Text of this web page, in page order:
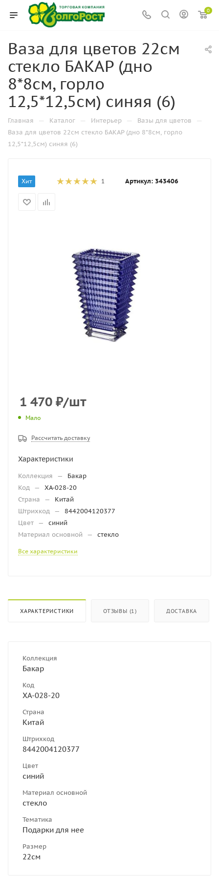
0
Ваза для цветов 22см
стекло БАКАР (дно
8*8см, горло
12,5*12,5см) синяя (6)
Главная — Каталог — Интерьер — Вазы для цветов —
Ваза для цветов 22см стекло БАКАР (дно 8*8см, горло
12,5*12,5см) синяя (6)
Хит 1 Артикул: 343406
1 470 ₽/шт
Мало
Рассчитать доставку
Характеристики
Коллекция —
Бакар
Код —
ХА-028-20
Страна
—
Китай
Штрихкод —
8442004120377
Цвет —
синий
Материал основной
— стекло
Все характеристики
ХАРАКТЕРИСТИКИ ОТЗЫВЫ (1) ДОСТАВКА
Коллекция
Бакар
Код
ХА-028-20
Страна
Китай
Штрихкод
8442004120377
Цвет
синий
Материал основной
стекло
Тематика
Подарки для нее
Размер
22см